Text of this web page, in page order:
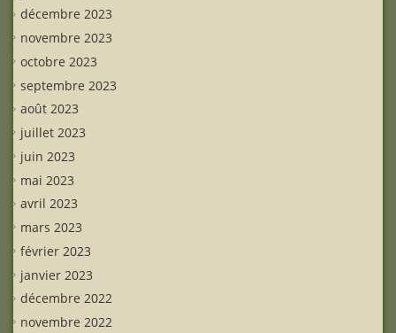
décembre 2023
novembre 2023
octobre 2023
septembre 2023
août 2023
juillet 2023
juin 2023
mai 2023
avril 2023
mars 2023
février 2023
janvier 2023
décembre 2022
novembre 2022